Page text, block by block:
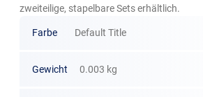
zweiteilige, stapelbare Sets erhältlich.
Farbe Default Title
Gewicht 0.003 kg